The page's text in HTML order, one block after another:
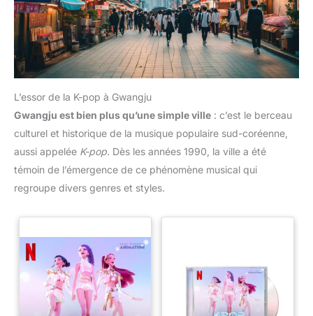
L’essor de la K-pop à Gwangju
Gwangju est bien plus qu’une simple ville : c’est le berceau
culturel et historique de la musique populaire sud-coréenne,
aussi appelée K-pop. Dès les années 1990, la ville a été
témoin de l’émergence de ce phénomène musical qui
regroupe divers genres et styles.